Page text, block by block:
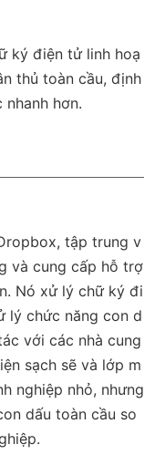
ký điện tử linh hoạ
thủ toàn cầu, định
hơn.
tập trung v
và cung cấp hỗ trợ
Nó xử lý chữ ký đi
lý chức năng con d
với các nhà cung
sạch sẽ và lớp m
nghiệp nhỏ, nhưng
dấu toàn cầu so